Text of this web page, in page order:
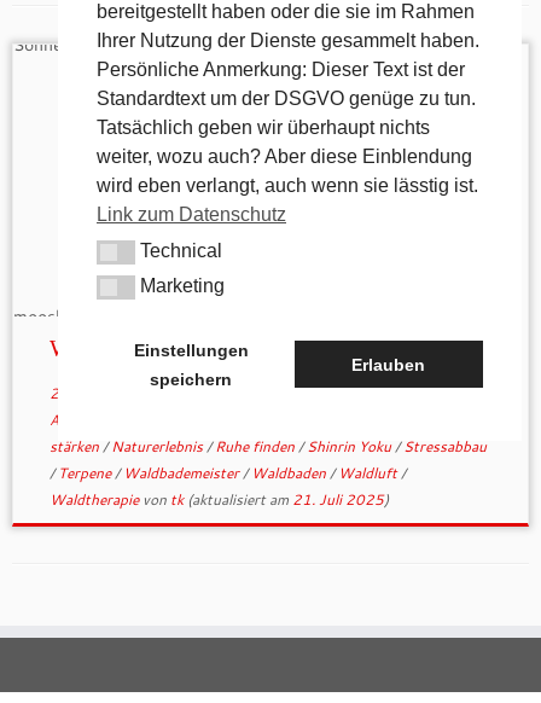
Waldbaden 1.0
28. Juli 2025 in verschlagwortetachtsames Leben/
Achtsamkeit
stärken/Naturerlebnis/Ruhe finden/Shinrin Yoku/Stressabbau
/Terpene/ Waldbademeister/ Waldbaden/ Waldluft/
Waldtherapie von tk(aktualisiert am 21. Juli 2025)
bereitgestellt haben oder die sie im Rahmen
Ihrer Nutzung der Dienste gesammelt haben.
Persönliche Anmerkung: Dieser Text ist der
Standardtext um der DSGVO genüge zu tun.
Tatsächlich geben wir überhaupt nichts
weiter, wozu auch? Aber diese Einblendung
wird eben verlangt, auch wenn sie lässtig ist.
Link zum Datenschutz
TechnicalTechnical
MarketingMarketing
Einstellungen
speichern
Erlauben